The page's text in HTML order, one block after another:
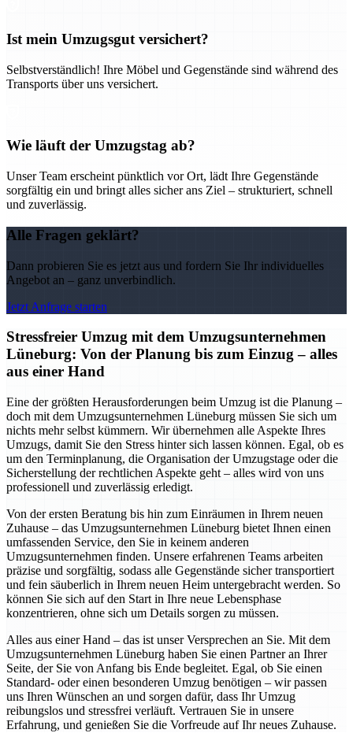
Ist mein Umzugsgut versichert?
Selbstverständlich! Ihre Möbel und Gegenstände sind während des
Transports über uns versichert.
Wie läuft der Umzugstag ab?
Unser Team erscheint pünktlich vor Ort, lädt Ihre Gegenstände
sorgfältig ein und bringt alles sicher ans Ziel – strukturiert, schnell
und zuverlässig.
Alle Fragen geklärt?
Dann probieren Sie es jetzt aus und fordern Sie Ihr individuelles
Angebot an – ganz unverbindlich.
Jetzt Anfrage starten
Stressfreier Umzug mit dem Umzugsunternehmen
Lüneburg: Von der Planung bis zum Einzug – alles
aus einer Hand
Eine der größten Herausforderungen beim Umzug ist die Planung –
doch mit dem Umzugsunternehmen Lüneburg müssen Sie sich um
nichts mehr selbst kümmern. Wir übernehmen alle Aspekte Ihres
Umzugs, damit Sie den Stress hinter sich lassen können. Egal, ob es
um den Terminplanung, die Organisation der Umzugstage oder die
Sicherstellung der rechtlichen Aspekte geht – alles wird von uns
professionell und zuverlässig erledigt.
Von der ersten Beratung bis hin zum Einräumen in Ihrem neuen
Zuhause – das Umzugsunternehmen Lüneburg bietet Ihnen einen
umfassenden Service, den Sie in keinem anderen
Umzugsunternehmen finden. Unsere erfahrenen Teams arbeiten
präzise und sorgfältig, sodass alle Gegenstände sicher transportiert
und fein säuberlich in Ihrem neuen Heim untergebracht werden. So
können Sie sich auf den Start in Ihre neue Lebensphase
konzentrieren, ohne sich um Details sorgen zu müssen.
Alles aus einer Hand – das ist unser Versprechen an Sie. Mit dem
Umzugsunternehmen Lüneburg haben Sie einen Partner an Ihrer
Seite, der Sie von Anfang bis Ende begleitet. Egal, ob Sie einen
Standard- oder einen besonderen Umzug benötigen – wir passen
uns Ihren Wünschen an und sorgen dafür, dass Ihr Umzug
reibungslos und stressfrei verläuft. Vertrauen Sie in unsere
Erfahrung, und genießen Sie die Vorfreude auf Ihr neues Zuhause.